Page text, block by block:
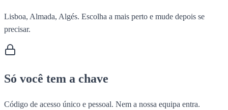
Lisboa, Almada, Algés. Escolha a mais perto e mude depois se
precisar.
Só você tem a chave
Código de acesso único e pessoal. Nem a nossa equipa entra.